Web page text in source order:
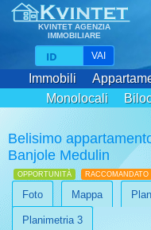
KVINTET AGENZIA
IMMOBILIARE
VAI
Immobili
Monolocali
Belisimo
Banjole Medulin
OPPORTUNITÀ RACCOMANDATO
Foto Mappa
Planimetria 3